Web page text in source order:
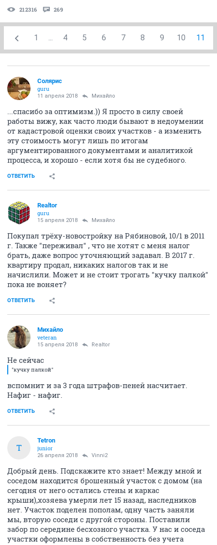
212316 269
1 ... 4 5 6 7 8 9 10 11
Солярис
guru
11 апреля 2018 Михайло
...спасибо за оптимизм.)) Я просто в силу своей
работы вижу, как часто люди бывают в недоумении
от кадастровой оценки своих участков - а изменить
эту стоимость могут лишь по итогам
аргументированного документами и аналитикой
процесса, и хорошо - если хотя бы не судебного.
ОТВЕТИТЬ
Realtor
guru
15 апреля 2018 Михайло
Покупал трёху-новостройку на Рябиновой, 10/1 в 2011
г. Также "переживал" , что не хотят с меня налог
брать, даже вопрос уточняющий задавал. В 2017 г.
квартиру продал, никаких налогов так и не
начислили. Может и не стоит трогать "кучку палкой"
пока не воняет?
ОТВЕТИТЬ
Михайло
veteran
15 апреля 2018 Realtor
Не сейчас
"кучку палкой"
вспомнит и за 3 года штрафов-пеней насчитает.
Нафиг - нафиг.
ОТВЕТИТЬ
T
Tetron
junior
26 апреля 2018 Vinni2
Добрый день. Подскажите кто знает! Между мной и
соседом находится брошенный участок с домом (на
сегодня от него остались стены и каркас
крыши),хозяева умерли лет 15 назад, наследников
нет. Участок поделен пополам, одну часть заняли
мы, вторую соседи с другой стороны. Поставили
забор по середине бесхозного участка. У нас и соседа
участки оформлены в собственность без учета